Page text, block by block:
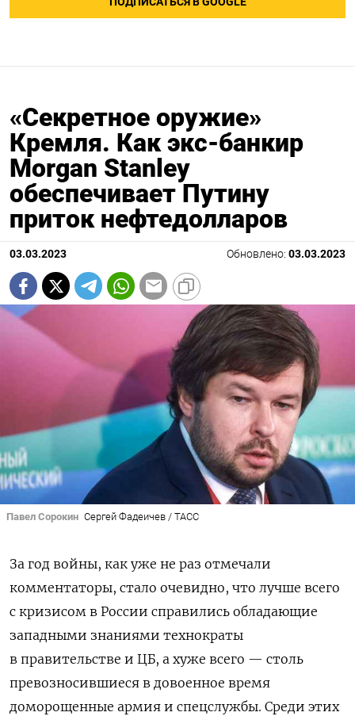
«Секретное оружие»
Кремля. Как экс-банкир
Morgan Stanley
обеспечивает Путину
приток нефтедолларов
03.03.2023 Обновлено: 03.03.2023
Павел Сорокин Сергей Фадеичев / ТАСС
За год войны, как уже не раз отмечали
комментаторы, стало очевидно, что лучше всего
с кризисом в России справились обладающие
западными знаниями технократы
в правительстве и ЦБ, а хуже всего — столь
превозносившиеся в довоенное время
доморощенные армия и спецслужбы. Среди этих